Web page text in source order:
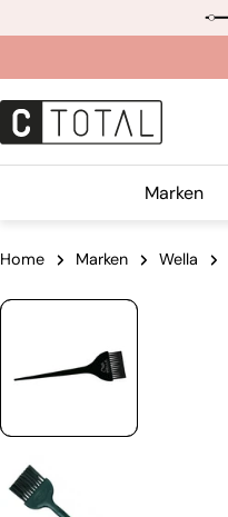
Inhalt
Marken
Home Marken Wella